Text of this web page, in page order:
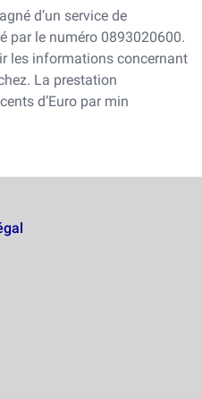
d’un service de
par le numéro 0893020600.
les informations concernant
La prestation
d’Euro par min